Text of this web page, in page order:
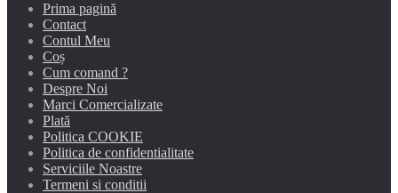
Prima pagină
Contact
Contul Meu
Coș
Cum comand ?
Despre Noi
Marci Comercializate
Plată
Politica COOKIE
Politica de confidentialitate
Serviciile Noastre
Termeni si conditii